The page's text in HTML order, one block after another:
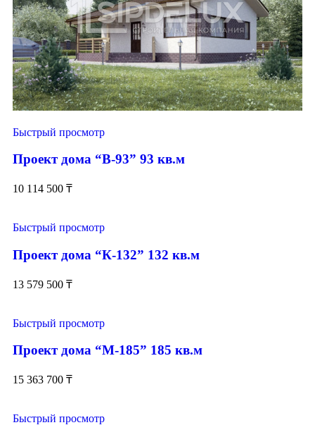
Быстрый просмотр
Проект дома “В-93” 93 кв.м
10 114 500 ₸
Быстрый просмотр
Проект дома “К-132” 132 кв.м
13 579 500 ₸
Быстрый просмотр
Проект дома “М-185” 185 кв.м
15 363 700 ₸
Быстрый просмотр